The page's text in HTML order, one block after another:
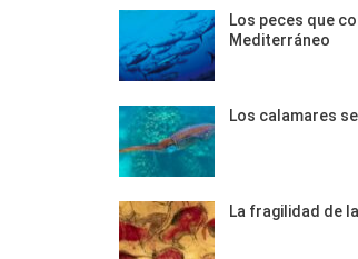
Los peces que
Mediterráneo
Los calamares
La fragilidad de